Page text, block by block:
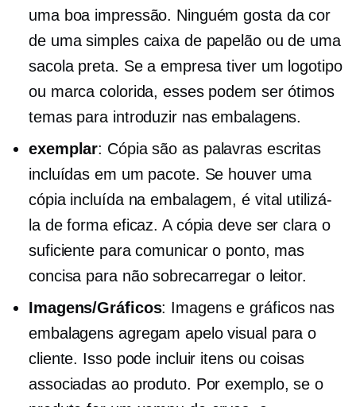
uma boa impressão. Ninguém gosta da cor
de uma simples caixa de papelão ou de uma
sacola preta. Se a empresa tiver um logotipo
ou marca colorida, esses podem ser ótimos
temas para introduzir nas embalagens.
exemplar: Cópia são as palavras escritas
incluídas em um pacote. Se houver uma
cópia incluída na embalagem, é vital utilizá-
la de forma eficaz. A cópia deve ser clara o
suficiente para comunicar o ponto, mas
concisa para não sobrecarregar o leitor.
Imagens/Gráficos: Imagens e gráficos nas
embalagens agregam apelo visual para o
cliente. Isso pode incluir itens ou coisas
associadas ao produto. Por exemplo, se o